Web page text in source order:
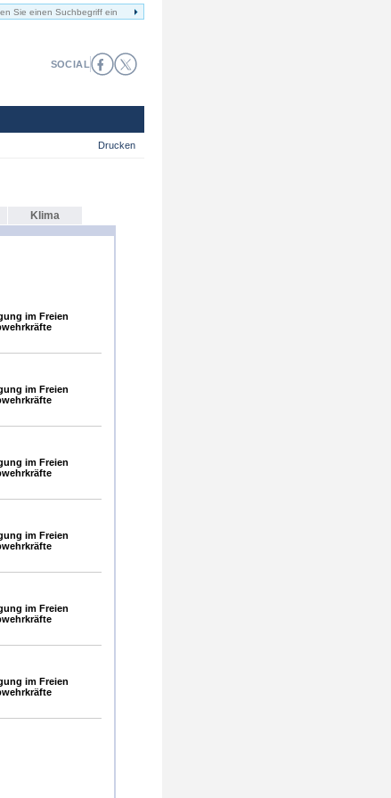
SOCIAL
Drucken
Klima
im Freien
im Freien
im Freien
im Freien
im Freien
im Freien